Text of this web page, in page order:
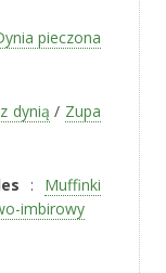
pieczona
dynią / Zupa
: Muffinki
imbirowy